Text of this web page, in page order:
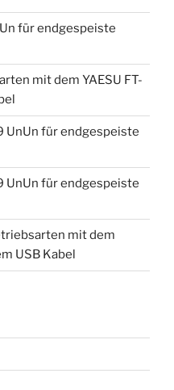
für endgespeiste
mit dem YAESU FT-
UnUn für endgespeiste
UnUn für endgespeiste
mit dem
USB Kabel